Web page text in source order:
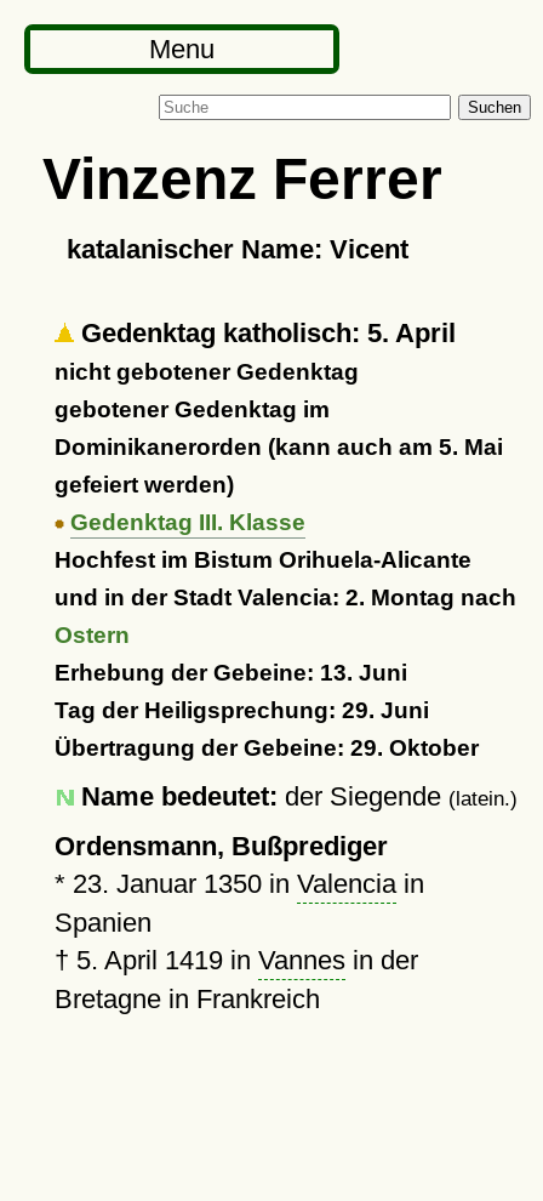
Menu
Suchen
Vinzenz Ferrer
katalanischer Name: Vicent
Gedenktag katholisch: 5. April
nicht gebotener Gedenktag
gebotener Gedenktag im
Dominikanerorden (kann auch am 5. Mai
gefeiert werden)
Gedenktag III. Klasse
Hochfest im Bistum Orihuela-Alicante
und in der Stadt Valencia: 2. Montag nach
Ostern
Erhebung der Gebeine: 13. Juni
Tag der Heiligsprechung: 29. Juni
Übertragung der Gebeine: 29. Oktober
Name bedeutet: der Siegende (latein.)
Ordensmann, Bußprediger
* 23. Januar 1350in Valenciain
Spanien
† 5. April 1419in Vannesin der
Bretagne in Frankreich